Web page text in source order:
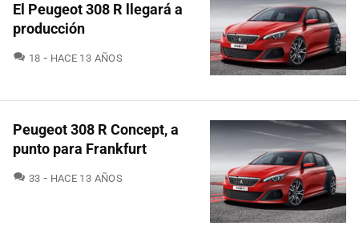
El Peugeot 308 R llegará a
producción
18 COMENTARIOS
HACE 13 AÑOS
Peugeot 308 R Concept, a
punto para Frankfurt
33 COMENTARIOS
HACE 13 AÑOS